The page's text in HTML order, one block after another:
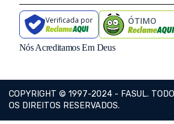
Verificada por ÓTIMO
Nós Acreditamos Em Deus
COPYRIGHT © 1997-2024 - FASUL.
OS DIREITOS RESERVADOS.